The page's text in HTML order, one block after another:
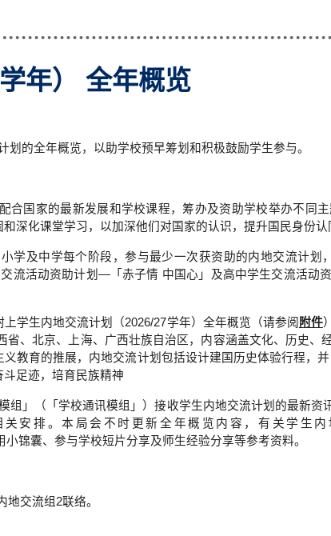
年） 全年概览
的全年概览，以助学校预早筹划和积极鼓励学生参与。
合国家的最新发展和学校课程，筹办及资助学校举办不同
深化课堂学习，以加深他们对国家的认识，提升国民身份认
学及中学每个阶段，参与最少一次获资助的内地交流计划
流活动资助计划—「赤子情 中国心」及高中学生交流活动
学生内地交流计划（2026/27学年）全年概览（请参阅 附件
、北京、上海、广西壮族自治区，内容涵盖文化、历史
教育的推展，内地交流计划包括设计建国历史体验行程，
足迹，培育民族精神
」（「学校通讯模组」）接收学生内地交流计划的最新
安排。本局会不时更新全年概览内容，有关学生
锦囊、参与学校短片分享及师生经验分享等参考资料。
地交流组2联络。